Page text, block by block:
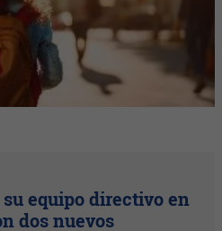
equipo directivo en
dos nuevos